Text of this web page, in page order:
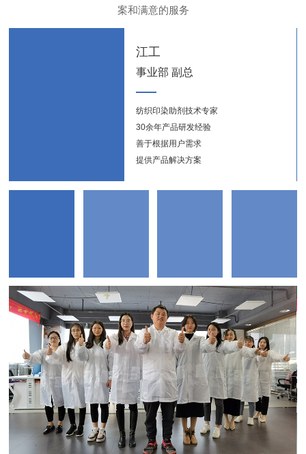
案和满意的服务
江工
事业部 副总
纺织印染助剂技术专家
30余年产品研发经验
善于根据用户需求
提供产品解决方案